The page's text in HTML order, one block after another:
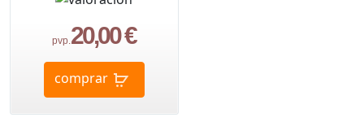
pvp.20,00 €
comprar